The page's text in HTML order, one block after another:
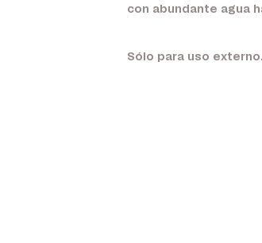
con abundante agua
Sólo para uso